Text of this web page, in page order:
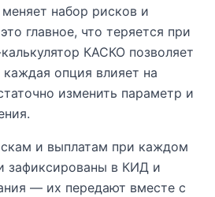
набор рисков и
главное, что теряется при
КАСКО позволяет
каждая опция влияет на
изменить параметр и
и выплатам при каждом
зафиксированы в КИД и
— их передают вместе с